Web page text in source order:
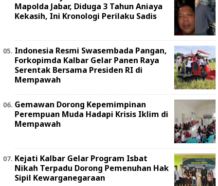
Mapolda Jabar, Diduga 3 Tahun Aniaya
Kekasih, Ini Kronologi Perilaku Sadis
Indonesia Resmi Swasembada Pangan,
Forkopimda Kalbar Gelar Panen Raya
Serentak Bersama Presiden RI di
Mempawah
Gemawan Dorong Kepemimpinan
Perempuan Muda Hadapi Krisis Iklim di
Mempawah
Kejati Kalbar Gelar Program Isbat
Nikah Terpadu Dorong Pemenuhan Hak
Sipil Kewarganegaraan